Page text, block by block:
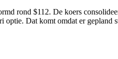
rond $112. De koers
optie. Dat komt omdat er gepland